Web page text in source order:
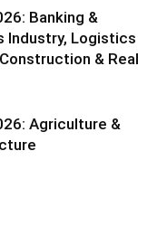
Banking &
Industry, Logistics
& Real
Agriculture &